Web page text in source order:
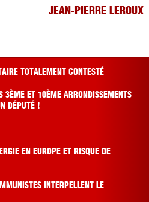
JEAN-PIERRE LEROUX
TOTALEMENT CONTESTÉ
3ÈME ET 10ÈME ARRONDISSEMENTS
DÉPUTÉ !
EN EUROPE ET RISQUE DE
INTERPELLENT LE